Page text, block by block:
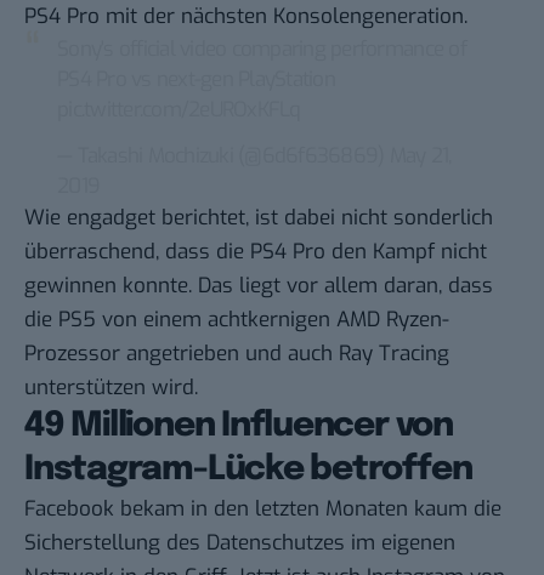
PS4 Pro mit der nächsten Konsolengeneration.
Wie engadget berichtet, ist dabei nicht sonderlich
überraschend, dass die PS4 Pro den Kampf nicht
gewinnen konnte. Das liegt vor allem daran, dass
die PS5 von einem achtkernigen AMD Ryzen-
Prozessor angetrieben und auch Ray Tracing
unterstützen wird.
49 Millionen Influencer von
Instagram-Lücke betroffen
Facebook bekam in den letzten Monaten kaum die
Sicherstellung des Datenschutzes im eigenen